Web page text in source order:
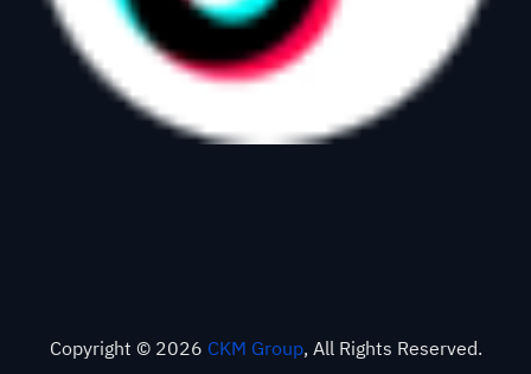
Copyright © 2026 CKM Group, All Rights Reserved.